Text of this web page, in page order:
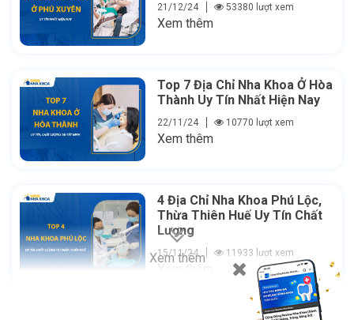
21/12/24 53380 lượt xem
Xem thêm
Top 7 Địa Chỉ Nha Khoa Ở Hòa
Thành Uy Tín Nhất Hiện Nay
22/11/24 10770 lượt xem
Xem thêm
4 Địa Chỉ Nha Khoa Phú Lộc,
Thừa Thiên Huế Uy Tín Chất
Lượng
15/11/24 11933 lượt xem
Xem thêm
Xem thêm